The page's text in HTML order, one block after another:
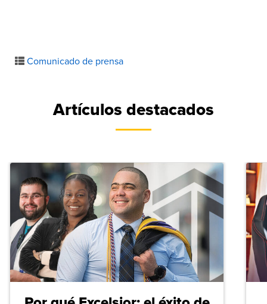
Comunicado de prensa
Artículos destacados